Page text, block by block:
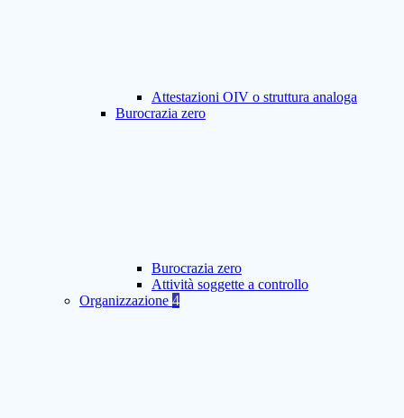
Attestazioni OIV o struttura analoga
Burocrazia zero
Burocrazia zero
Attività soggette a controllo
Organizzazione 4